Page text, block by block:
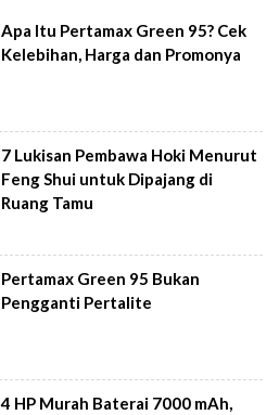
Apa Itu Pertamax Green 95? Cek
Kelebihan, Harga dan Promonya
7 Lukisan Pembawa Hoki Menurut
Feng Shui untuk Dipajang di
Ruang Tamu
Pertamax Green 95 Bukan
Pengganti Pertalite
4 HP Murah Baterai 7000 mAh,